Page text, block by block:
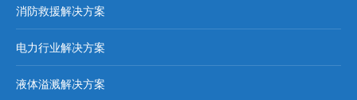
消防救援解决方案
电力行业解决方案
液体溢溅解决方案